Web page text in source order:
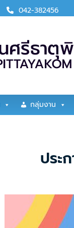
042-382456
กลุ่มงาน
ประ